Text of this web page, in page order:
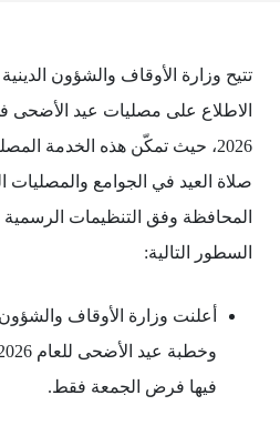
تتيح وزارة الأوقاف والشؤون
الاطلاع على مصليات عيد
2026، حيث تمكّن هذه الخدمة
صلاة العيد في الجوامع والمصليات
المحافظة وفق التنظيمات
السطور التالية:
أعلنت وزارة الأوقاف
فيها فرض الجمعة فقط.